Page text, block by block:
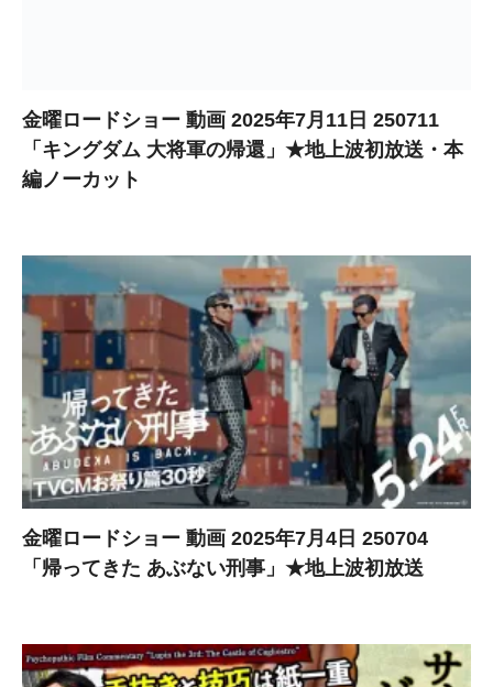
金曜ロードショー 動画 2025年7月11日 250711
「キングダム 大将軍の帰還」★地上波初放送・本
編ノーカット
金曜ロードショー 動画 2025年7月4日 250704
「帰ってきた あぶない刑事」★地上波初放送